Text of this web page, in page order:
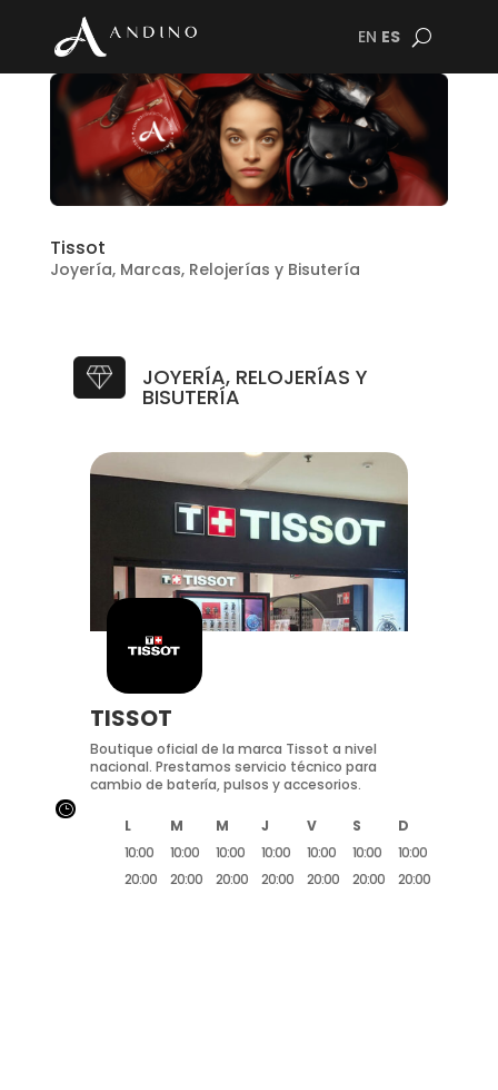
EN ES
Tissot
Joyería, Marcas, Relojerías y Bisutería
JOYERÍA, RELOJERÍAS Y
BISUTERÍA
TISSOT
Boutique oficial de la marca Tissot a nivel
nacional. Prestamos servicio técnico para
cambio de batería, pulsos y accesorios.
L M M J V S
D
10:00
20:00
10:00
20:00
10:00
20:00
10:00
20:00
10:00
20:00
10:00
20:00
10:00
20:00
}